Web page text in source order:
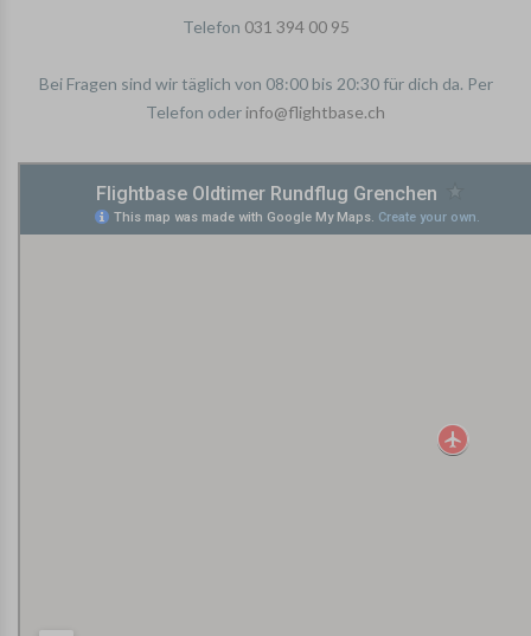
Telefon 031 394 00 95
Bei Fragen sind wir täglich von 08:00 bis 20:30 für dich da. Per
Telefon oder info@flightbase.ch